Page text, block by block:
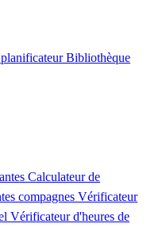
Bibliothèque
Calculateur de
compagnes Vérificateur
Vérificateur d'heures de